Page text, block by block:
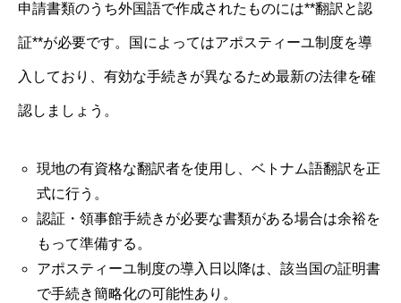
申請書類のうち外国語で作成されたものには**翻訳と認
証**が必要です。国によってはアポスティーユ制度を導
入しており、有効な手続きが異なるため最新の法律を確
認しましょう。
現地の有資格な翻訳者を使用し、ベトナム語翻訳を正
式に行う。
認証・領事館手続きが必要な書類がある場合は余裕を
もって準備する。
アポスティーユ制度の導入日以降は、該当国の証明書
で手続き簡略化の可能性あり。